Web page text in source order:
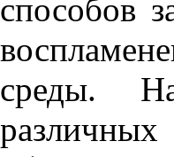
способов
среды.